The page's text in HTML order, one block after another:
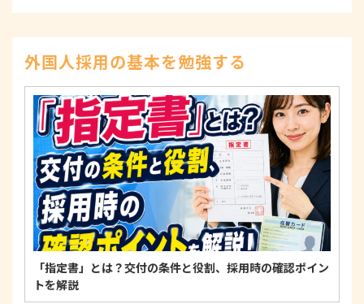
示、訂正、削除、または利用もしくは提供の停止等
を求められたときは、適法かつ遅滞なく応じます。
4. 法令・指針・規範の遵守について
適正な個人情報保護の実現のため、個人情報の取扱
いに関する法令、国が定める指針およびその他の規
範を遵守します。
個人情報に関するお問い合わせ窓口
〒125-0061東京都葛飾区亀有3-21-11 藍ビル202
TEL：0120-550-580
株式会社 アルフォース･ワン 個人情報保護担当
外国人採用の基本を勉強する
「指定書」とは？交付の条件と役割、採用時の確認ポイン
トを解説